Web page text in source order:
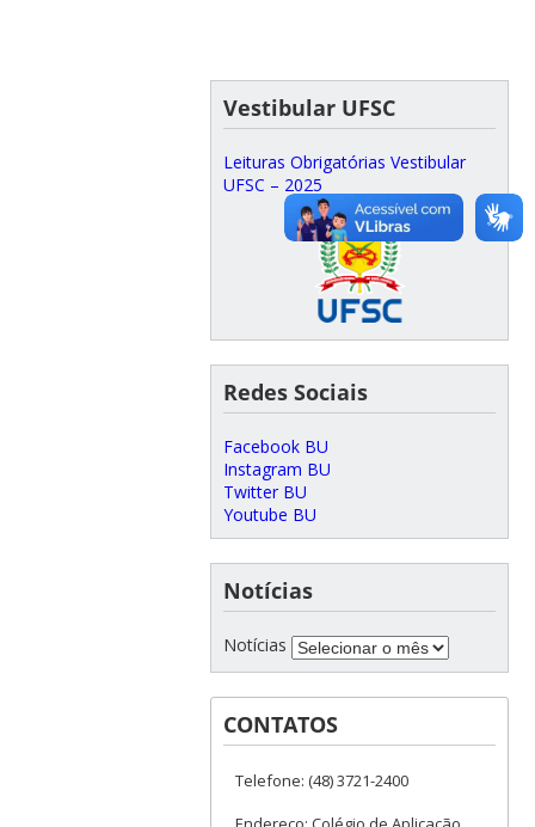
Vestibular UFSC
Leituras Obrigatórias Vestibular
UFSC – 2025
Redes Sociais
Facebook BU
Instagram BU
Twitter BU
Youtube BU
Notícias
Notícias
CONTATOS
Telefone: (48) 3721-2400